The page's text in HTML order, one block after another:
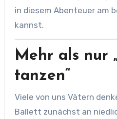
in diesem Abenteuer am
kannst.
Mehr als nur
tanzen“
Viele von uns Vätern
Ballett zunächst an